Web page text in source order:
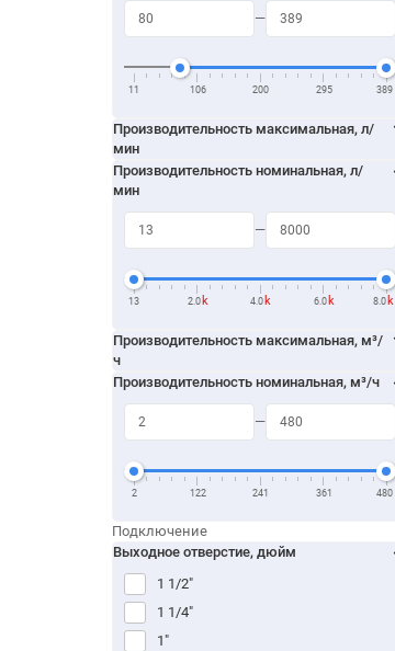
11 106 200 295 389
Производительность максимальная, л/
мин
Производительность номинальная, л/
мин
13 2.0 k 4.0 k 6.0 k 8.0 k
Производительность максимальная, м³/
ч
Производительность номинальная, м³/ч
2 122 241 361 480
Подключение
Выходное отверстие, дюйм
1 1/2"
1 1/4"
1"